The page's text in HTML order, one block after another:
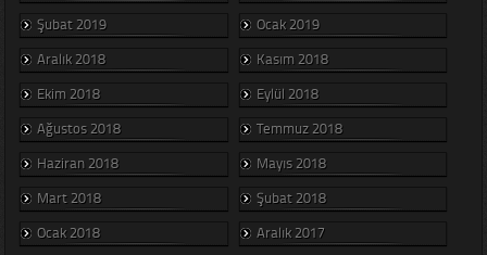
Şubat 2019
Ocak 2019
Aralık 2018
Kasım 2018
Ekim 2018
Eylül 2018
Ağustos 2018
Temmuz 2018
Haziran 2018
Mayıs 2018
Mart 2018
Şubat 2018
Ocak 2018
Aralık 2017